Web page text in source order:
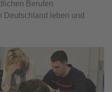
Berufen
Deutschland leben und